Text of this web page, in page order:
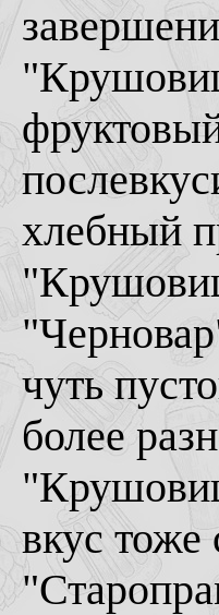
хлебный
чуть
более
вкус тоже